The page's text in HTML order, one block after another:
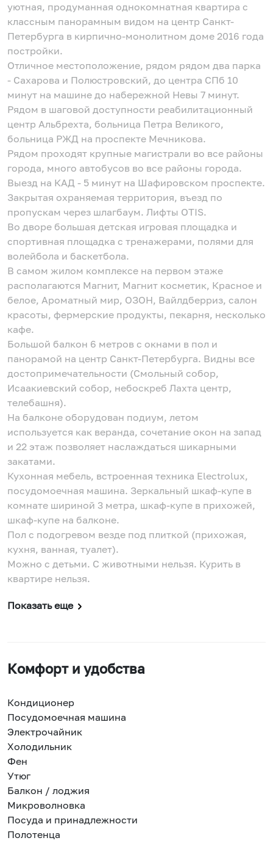
уютная, продуманная однокомнатная квартира с
классным панорамным видом на центр Санкт-
Петербурга в кирпично-монолитном доме 2016 года
постройки.
Отличное местоположение, рядом рядом два парка
- Сахарова и Полюстровский, до центра СПб 10
минут на машине до набережной Невы 7 минут.
Рядом в шаговой доступности реабилитационный
центр Альбрехта, больница Петра Великого,
больница РЖД на проспекте Мечникова.
Рядом проходят крупные магистрали во все районы
города, много автобусов во все районы города.
Выезд на КАД - 5 минут на Шафировском проспекте.
Закрытая охраняемая территория, въезд по
пропускам через шлагбаум. Лифты OTIS.
Во дворе большая детская игровая площадка и
спортивная площадка с тренажерами, полями для
волейбола и баскетбола.
В самом жилом комплексе на первом этаже
располагаются Магнит, Магнит косметик, Красное и
белое, Ароматный мир, ОЗОН, Вайлдберриз, салон
красоты, фермерские продукты, пекарня, несколько
кафе.
Большой балкон 6 метров с окнами в пол и
панорамой на центр Санкт-Петербурга. Видны все
достопримечательности (Смольный собор,
Исаакиевский собор, небоскреб Лахта центр,
телебашня).
На балконе оборудован подиум, летом
используется как веранда, сочетание окон на запад
и 22 этаж позволяет наслаждаться шикарными
закатами.
Кухонная мебель, встроенная техника Electrolux,
посудомоечная машина. Зеркальный шкаф-купе в
комнате шириной 3 метра, шкаф-купе в прихожей,
шкаф-купе на балконе.
Пол с подогревом везде под плиткой (прихожая,
кухня, ванная, туалет).
Можно с детьми. С животными нельзя. Курить в
квартире нельзя.
Показать еще
Комфорт и удобства
Кондиционер
Посудомоечная машина
Электрочайник
Холодильник
Фен
Утюг
Балкон / лоджия
Микроволновка
Посуда и принадлежности
Полотенца